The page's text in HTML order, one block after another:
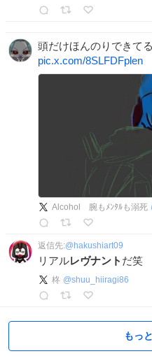
頭だけほんのりできて
pic.x.com/8SLFDFplen
Alcohol 腕もﾒﾝﾀﾙも溺死
返信先:@ hakushiart09
リアルレヴナント だ笑
柊 @shuu_hiiragi86
もっ